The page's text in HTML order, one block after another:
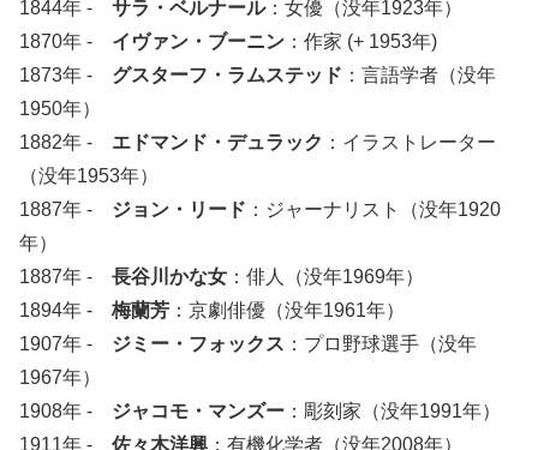
1844年 - サラ・ベルナール：女優（没年1923年）
1870年 - イヴァン・ブーニン ：作家 (+ 1953年)
1873年 - グスターフ・ラムステッド ：言語学者（没年
1950年）
1882年 - エドマンド・デュラック ：イラストレーター
（没年1953年）
1887年 - ジョン・リード ：ジャーナリスト（没年1920
年）
1887年 - 長谷川かな女 ：俳人（没年1969年）
1894年 - 梅蘭芳 ：京劇俳優（没年1961年）
1907年 - ジミー・フォックス ：プロ野球選手（没年
1967年）
1908年 - ジャコモ・マンズー ：彫刻家（没年1991年）
1911年 - 佐々木洋興 ：有機化学者（没年2008年）